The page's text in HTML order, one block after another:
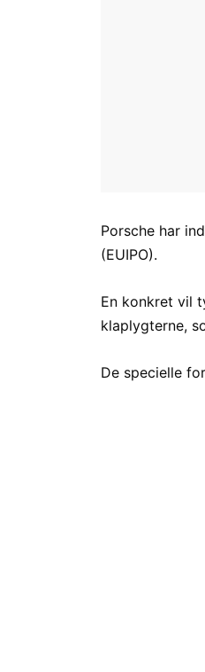
Porsche har
(EUIPO).
En konkret vil
klaplygterne,
De specielle